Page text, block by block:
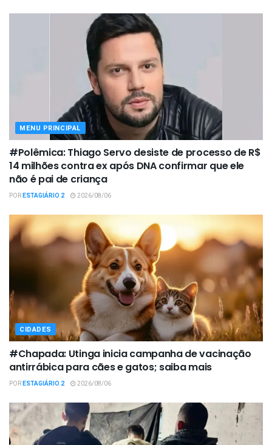
MENU PRINCIPAL
#Polêmica: Thiago Servo desiste de processo de R$
14 milhões contra ex após DNA confirmar que ele
não é pai de criança
PORESTAGIÁRIO 2 2026/08/06
CIDADES
#Chapada: Utinga inicia campanha de vacinação
antirrábica para cães e gatos; saiba mais
PORESTAGIÁRIO 2 2026/08/06